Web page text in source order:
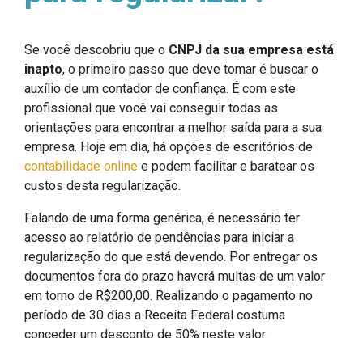
Se você descobriu que o CNPJ da sua empresa está
inapto, o primeiro passo que deve tomar é buscar o
auxílio de um contador de confiança. É com este
profissional que você vai conseguir todas as
orientações para encontrar a melhor saída para a sua
empresa. Hoje em dia, há opções de escritórios de
contabilidade online e podem facilitar e baratear os
custos desta regularização.
Falando de uma forma genérica, é necessário ter
acesso ao relatório de pendências para iniciar a
regularização do que está devendo. Por entregar os
documentos fora do prazo haverá multas de um valor
em torno de R$200,00. Realizando o pagamento no
período de 30 dias a Receita Federal costuma
conceder um desconto de 50% neste valor.